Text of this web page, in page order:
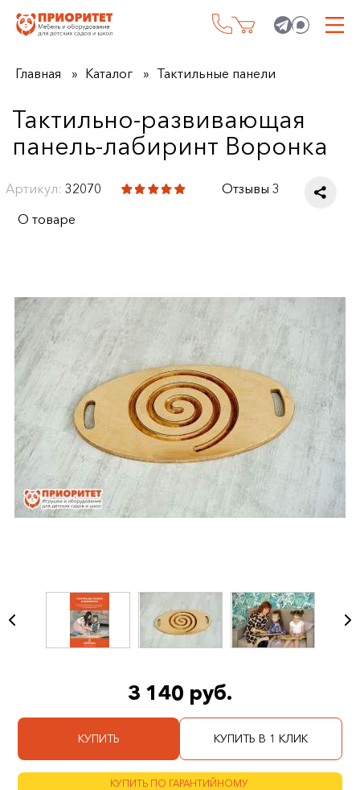
Главная Каталог Тактильные панели
Тактильно-развивающая
панель-лабиринт Воронка
Артикул: 32070
Отзывы 3
О товаре
3 140 руб.
КУПИТЬ КУПИТЬ В 1 КЛИК
КУПИТЬ ПО ГАРАНТИЙНОМУ